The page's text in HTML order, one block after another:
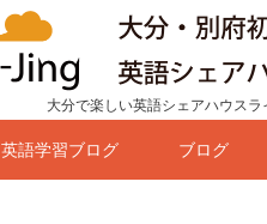
大分で楽しい英語シェアハウスラ
英語学習ブログ ブログ